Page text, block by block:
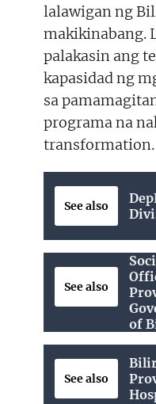
lalawigan ng
makikinabang.
palakasin ang
kapasidad ng
sa
programa na
transformation.
See also
See also
of
See also